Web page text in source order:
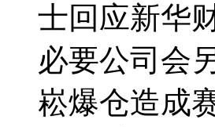
士回应新华
必要公司会
崧爆仓造成